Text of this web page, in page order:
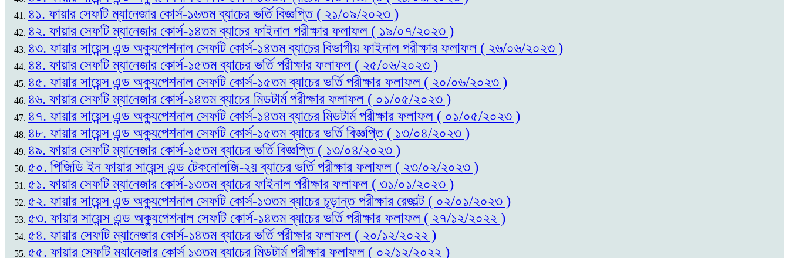
৪১. ফায়ার সেফটি ম্যানেজার কোর্স-১৬তম ব্যাচের ভর্তি বিজ্ঞপ্তি ( ২১/০৯/২০২৩ )
৪২. ফায়ার সেফটি ম্যানেজার কোর্স-১৪তম ব্যাচের ফাইনাল পরীক্ষার ফলাফল ( ১৯/০৭/২০২৩ )
৪৩. ফায়ার সায়েন্স এন্ড অক্যুপেশনাল সেফটি কোর্স-১৪তম ব্যাচের বিভাগীয় ফাইনাল পরীক্ষার ফলাফল ( ২৬/০৬/২০২৩ )
৪৪. ফায়ার সেফটি ম্যানেজার কোর্স-১৫তম ব্যাচের ভর্তি পরীক্ষার ফলাফল ( ২৫/০৬/২০২৩ )
৪৫. ফায়ার সায়েন্স এন্ড অক্যুপেশনাল সেফটি কোর্স-১৫তম ব্যাচের ভর্তি পরীক্ষার ফলাফল ( ২০/০৬/২০২৩ )
৪৬. ফায়ার সেফটি ম্যানেজার কোর্স-১৪তম ব্যাচের মিডটার্ম পরীক্ষার ফলাফল ( ০১/০৫/২০২৩ )
৪৭. ফায়ার সায়েন্স এন্ড অক্যুপেশনাল সেফটি কোর্স-১৪তম ব্যাচের মিডটার্ম পরীক্ষার ফলাফল ( ০১/০৫/২০২৩ )
৪৮. ফায়ার সায়েন্স এন্ড অক্যুপেশনাল সেফটি কোর্স-১৫তম ব্যাচের ভর্তি বিজ্ঞপ্তি ( ১৩/০৪/২০২৩ )
৪৯. ফায়ার সেফটি ম্যানেজার কোর্স-১৫তম ব্যাচের ভর্তি বিজ্ঞপ্তি ( ১৩/০৪/২০২৩ )
৫০. পিজিডি ইন ফায়ার সায়েন্স এন্ড টেকনোলজি-২য় ব্যাচের ভর্তি পরীক্ষার ফলাফল ( ২৩/০২/২০২৩ )
৫১. ফায়ার সেফটি ম্যানেজার কোর্স-১৩তম ব্যাচের ফাইনাল পরীক্ষার ফলাফল ( ৩১/০১/২০২৩ )
৫২. ফায়ার সায়েন্স এন্ড অক্যুপেশনাল সেফটি কোর্স-১৩তম ব্যাচের চূড়ান্ত পরীক্ষার রেজাল্ট ( ০২/০১/২০২৩ )
৫৩. ফায়ার সায়েন্স এন্ড অক্যুপেশনাল সেফটি কোর্স-১৪তম ব্যাচের ভর্তি পরীক্ষার ফলাফল ( ২৭/১২/২০২২ )
৫৪. ফায়ার সেফটি ম্যানেজার কোর্স-১৪তম ব্যাচের ভর্তি পরীক্ষার ফলাফল ( ২০/১২/২০২২ )
৫৫. ফায়ার সেফটি ম্যানেজার কোর্স ১৩তম ব্যাচের মিডটার্ম পরীক্ষার ফলাফল ( ০২/১২/২০২২ )